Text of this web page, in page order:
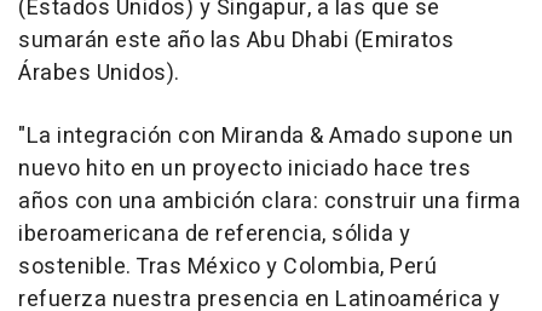
(Estados Unidos) y Singapur, a las que se
sumarán este año las Abu Dhabi (Emiratos
Árabes Unidos).
"La integración con Miranda & Amado supone un
nuevo hito en un proyecto iniciado hace tres
años con una ambición clara: construir una firma
iberoamericana de referencia, sólida y
sostenible. Tras México y Colombia, Perú
refuerza nuestra presencia en Latinoamérica y